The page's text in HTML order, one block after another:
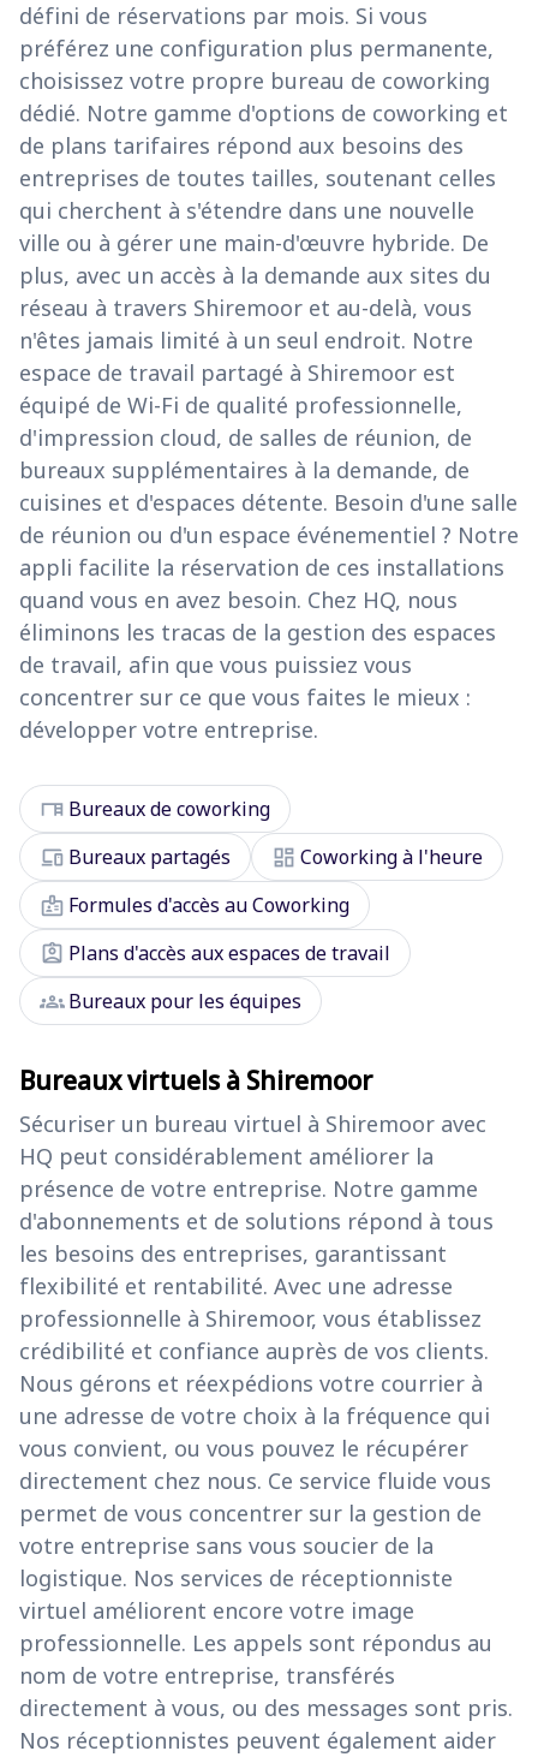
défini de réservations par mois. Si vous
préférez une configuration plus permanente,
choisissez votre propre bureau de coworking
dédié. Notre gamme d'options de coworking et
de plans tarifaires répond aux besoins des
entreprises de toutes tailles, soutenant celles
qui cherchent à s'étendre dans une nouvelle
ville ou à gérer une main-d'œuvre hybride. De
plus, avec un accès à la demande aux sites du
réseau à travers Shiremoor et au-delà, vous
n'êtes jamais limité à un seul endroit. Notre
espace de travail partagé à Shiremoor est
équipé de Wi-Fi de qualité professionnelle,
d'impression cloud, de salles de réunion, de
bureaux supplémentaires à la demande, de
cuisines et d'espaces détente. Besoin d'une salle
de réunion ou d'un espace événementiel ? Notre
appli facilite la réservation de ces installations
quand vous en avez besoin. Chez HQ, nous
éliminons les tracas de la gestion des espaces
de travail, afin que vous puissiez vous
concentrer sur ce que vous faites le mieux :
développer votre entreprise.
desk Bureaux de coworking
devices Bureaux partagés dashboard Coworking à l'heure
badge Formules d'accès au Coworking
assignment_ind Plans d'accès aux espaces de travail
groupsBureaux pour les équipes
Bureaux virtuels à Shiremoor
Sécuriser un bureau virtuel à Shiremoor avec
HQ peut considérablement améliorer la
présence de votre entreprise. Notre gamme
d'abonnements et de solutions répond à tous
les besoins des entreprises, garantissant
flexibilité et rentabilité. Avec une adresse
professionnelle à Shiremoor, vous établissez
crédibilité et confiance auprès de vos clients.
Nous gérons et réexpédions votre courrier à
une adresse de votre choix à la fréquence qui
vous convient, ou vous pouvez le récupérer
directement chez nous. Ce service fluide vous
permet de vous concentrer sur la gestion de
votre entreprise sans vous soucier de la
logistique. Nos services de réceptionniste
virtuel améliorent encore votre image
professionnelle. Les appels sont répondus au
nom de votre entreprise, transférés
directement à vous, ou des messages sont pris.
Nos réceptionnistes peuvent également aider